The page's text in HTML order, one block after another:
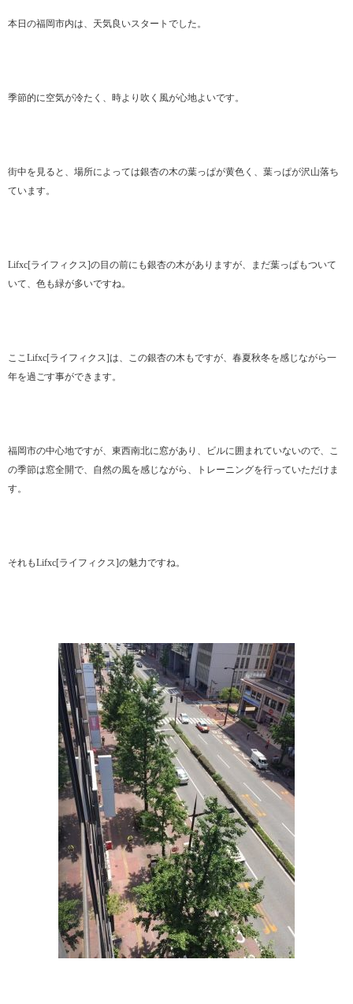
本日の福岡市内は、天気良いスタートでした。
季節的に空気が冷たく、時より吹く風が心地よいです。
街中を見ると、場所によっては銀杏の木の葉っぱが黄色く、葉っぱが沢山落ち
ています。
Lifxc[ライフィクス]の目の前にも銀杏の木がありますが、まだ葉っぱもついて
いて、色も緑が多いですね。
ここLifxc[ライフィクス]は、この銀杏の木もですが、春夏秋冬を感じながら一
年を過ごす事ができます。
福岡市の中心地ですが、東西南北に窓があり、ビルに囲まれていないので、こ
の季節は窓全開で、自然の風を感じながら、トレーニングを行っていただけま
す。
それもLifxc[ライフィクス]の魅力ですね。